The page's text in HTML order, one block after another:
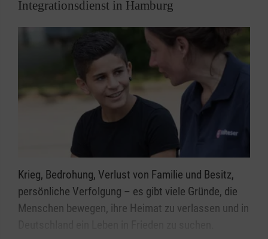
Integrationsdienst in Hamburg
Krieg, Bedrohung, Verlust von Familie und Besitz,
persönliche Verfolgung – es gibt viele Gründe, die
Menschen bewegen, ihre Heimat zu verlassen und in